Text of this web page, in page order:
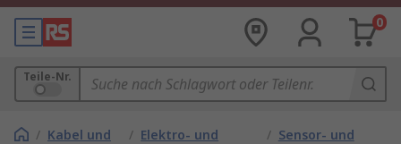
0
Teile-Nr.
/ Kabel und
/ Elektro- und
/ Sensor- und